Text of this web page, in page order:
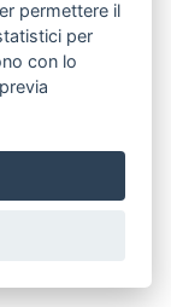
permettere il
per
con lo